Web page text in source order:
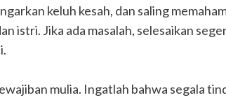
keluh kesah, dan saling
istri. Jika ada masalah, selesaikan
mulia. Ingatlah bahwa segala